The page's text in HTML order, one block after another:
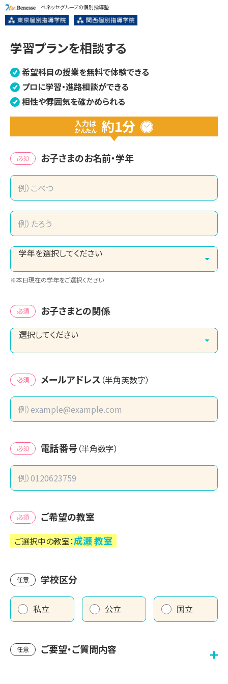
ベネッセグループの個別指導塾
学習プランを相談する
希望科目の授業を無料で体験できる
プロに学習・進路相談ができる
相性や雰囲気を確かめられる
入力は
かんたん 約1分
必須 お子さまのお名前・学年
※本日現在の学年をご選択ください
必須 お子さまとの関係
必須 メールアドレス （半角英数字）
必須 電話番号 （半角数字）
必須 ご希望の教室
ご選択中の教室：成瀬教室
任意 学校区分
私立 公立 国立
任意 ご要望・ご質問内容